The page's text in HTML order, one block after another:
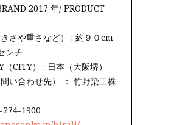
2017 年/ PRODUCT
さや重さなど） : 約９０cm
ンチ
（CITY） : 日本（大阪堺）
い合わせ先） ： 竹野染工株
274-1900